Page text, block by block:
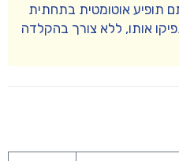
תופיע אוטומטית בתחתית
אותו, ללא צורך בהקלדה